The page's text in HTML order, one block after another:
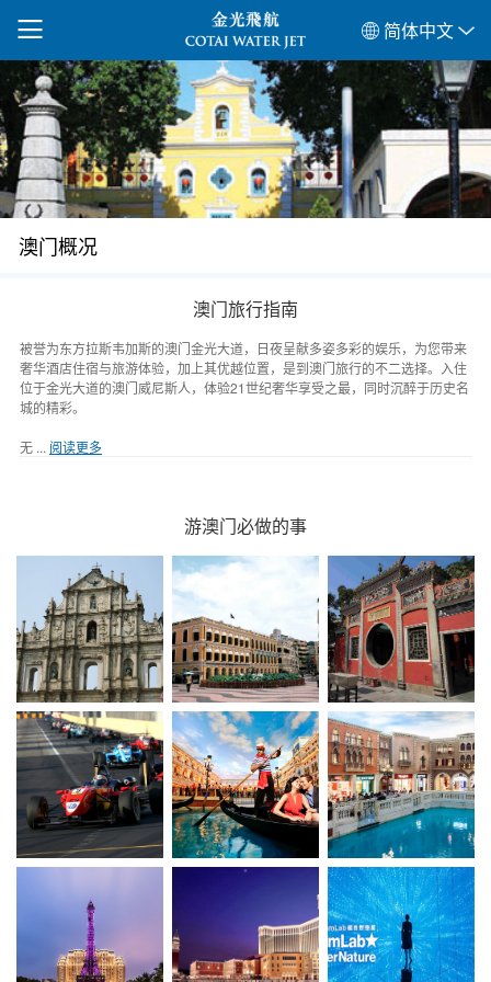
简体中文
澳门概况
澳门旅行指南
被誉为东方拉斯韦加斯的澳门金光大道，日夜呈献多姿多彩的娱乐，为您带来
奢华酒店住宿与旅游体验，加上其优越位置，是到澳门旅行的不二选择。入住
位于金光大道的澳门威尼斯人，体验21世纪奢华享受之最，同时沉醉于历史名
城的精彩。
无 ... 阅读更多
游澳门必做的事